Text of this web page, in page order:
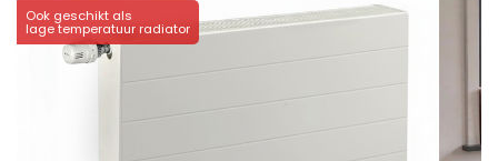
Ook geschikt als
lage temperatuur radiator